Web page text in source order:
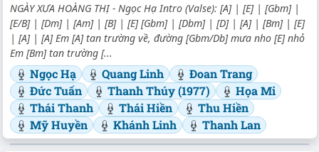
NGÀY XƯA HOÀNG THỊ - Ngọc Hạ Intro (Valse): [A] | [E] | [Gbm] |
[E/B] | [Dm] | [Am] | [B] | [E] [Gbm] | [Dbm] | [D] | [A] | [Bm] | [E]
| [A] | [A] Em [A] tan trường về, đường [Gbm/Db] mưa nho [E] nhỏ
Em [Bm] tan trường [...
Ngọc Hạ Quang Linh
Đoan Trang
Đức Tuấn
Thanh Thúy (1977)
Họa Mi
Thái Thanh
Thái Hiền
Thu Hiền
Mỹ Huyền
Khánh Linh Thanh Lan